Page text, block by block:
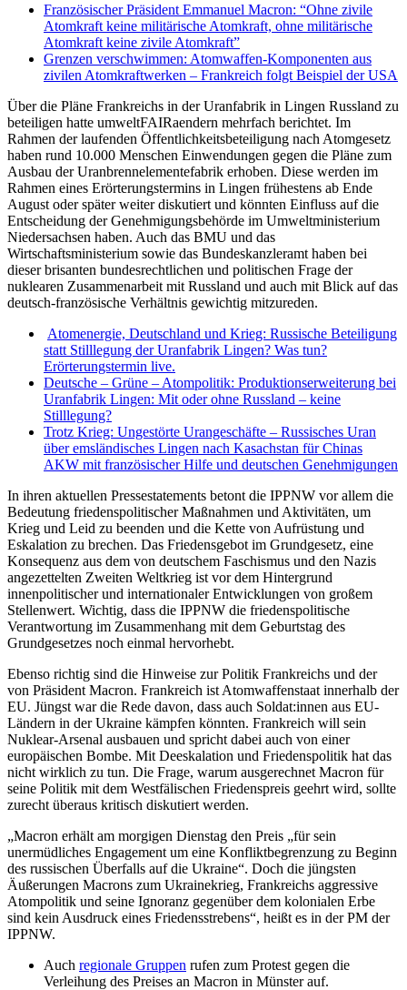
Französischer Präsident Emmanuel Macron: “Ohne zivile
Atomkraft keine militärische Atomkraft, ohne militärische
Atomkraft keine zivile Atomkraft”
Grenzen verschwimmen: Atomwaffen-Komponenten aus
zivilen Atomkraftwerken – Frankreich folgt Beispiel der USA
Über die Pläne Frankreichs in der Uranfabrik in Lingen Russland zu
beteiligen hatte umweltFAIRaendern mehrfach berichtet. Im
Rahmen der laufenden Öffentlichkeitsbeteiligung nach Atomgesetz
haben rund 10.000 Menschen Einwendungen gegen die Pläne zum
Ausbau der Uranbrennelementefabrik erhoben. Diese werden im
Rahmen eines Erörterungstermins in Lingen frühestens ab Ende
August oder später weiter diskutiert und könnten Einfluss auf die
Entscheidung der Genehmigungsbehörde im Umweltministerium
Niedersachsen haben. Auch das BMU und das
Wirtschaftsministerium sowie das Bundeskanzleramt haben bei
dieser brisanten bundesrechtlichen und politischen Frage der
nuklearen Zusammenarbeit mit Russland und auch mit Blick auf das
deutsch-französische Verhältnis gewichtig mitzureden.
Atomenergie, Deutschland und Krieg: Russische Beteiligung
statt Stilllegung der Uranfabrik Lingen? Was tun?
Erörterungstermin live.
Deutsche – Grüne – Atompolitik: Produktionserweiterung bei
Uranfabrik Lingen: Mit oder ohne Russland – keine
Stilllegung?
Trotz Krieg: Ungestörte Urangeschäfte – Russisches Uran
über emsländisches Lingen nach Kasachstan für Chinas
AKW mit französischer Hilfe und deutschen Genehmigungen
In ihren aktuellen Pressestatements betont die IPPNW vor allem die
Bedeutung friedenspolitischer Maßnahmen und Aktivitäten, um
Krieg und Leid zu beenden und die Kette von Aufrüstung und
Eskalation zu brechen. Das Friedensgebot im Grundgesetz, eine
Konsequenz aus dem von deutschem Faschismus und den Nazis
angezettelten Zweiten Weltkrieg ist vor dem Hintergrund
innenpolitischer und internationaler Entwicklungen von großem
Stellenwert. Wichtig, dass die IPPNW die friedenspolitische
Verantwortung im Zusammenhang mit dem Geburtstag des
Grundgesetzes noch einmal hervorhebt.
Ebenso richtig sind die Hinweise zur Politik Frankreichs und der
von Präsident Macron. Frankreich ist Atomwaffenstaat innerhalb der
EU. Jüngst war die Rede davon, dass auch Soldat:innen aus EU-
Ländern in der Ukraine kämpfen könnten. Frankreich will sein
Nuklear-Arsenal ausbauen und spricht dabei auch von einer
europäischen Bombe. Mit Deeskalation und Friedenspolitik hat das
nicht wirklich zu tun. Die Frage, warum ausgerechnet Macron für
seine Politik mit dem Westfälischen Friedenspreis geehrt wird, sollte
zurecht überaus kritisch diskutiert werden.
„Macron erhält am morgigen Dienstag den Preis „für sein
unermüdliches Engagement um eine Konfliktbegrenzung zu Beginn
des russischen Überfalls auf die Ukraine“. Doch die jüngsten
Äußerungen Macrons zum Ukrainekrieg, Frankreichs aggressive
Atompolitik und seine Ignoranz gegenüber dem kolonialen Erbe
sind kein Ausdruck eines Friedensstrebens“, heißt es in der PM der
IPPNW.
Auch regionale Gruppen rufen zum Protest gegen die
Verleihung des Preises an Macron in Münster auf.